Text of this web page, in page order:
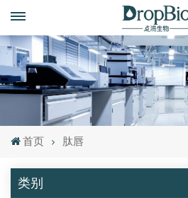
+86 15951008670
首页 肽唇
类别